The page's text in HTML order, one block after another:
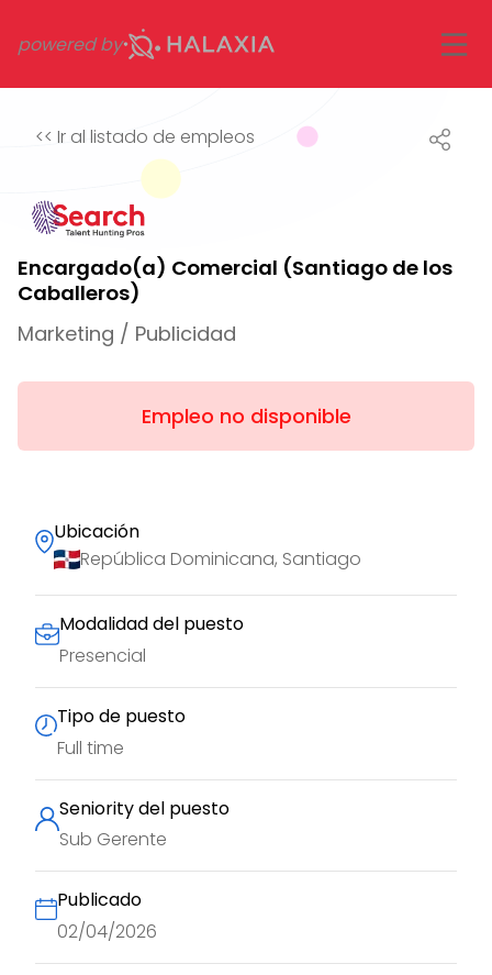
powered by
<< Ir al listado de empleos
Encargado(a) Comercial (Santiago de los
Caballeros)
Marketing / Publicidad
Empleo no disponible
Ubicación
República Dominicana, Santiago
Modalidad del puesto
Presencial
Tipo de puesto
Full time
Seniority del puesto
Sub Gerente
Publicado
02/04/2026